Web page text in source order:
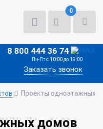
0
8 800 444 36 74
Пн-Пт с 10:00 до 19:00
Заказать звонок
Проекты одноэтажных
домов